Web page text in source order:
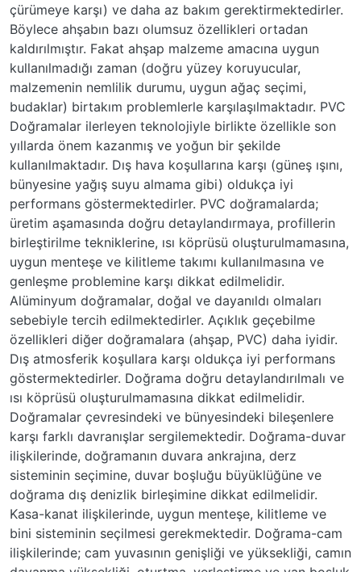
çürümeye karşı) ve daha az bakım gerektirmektedirler.
Böylece ahşabın bazı olumsuz özellikleri ortadan
kaldırılmıştır. Fakat ahşap malzeme amacına uygun
kullanılmadığı zaman (doğru yüzey koruyucular,
malzemenin nemlilik durumu, uygun ağaç seçimi,
budaklar) birtakım problemlerle karşılaşılmaktadır. PVC
Doğramalar ilerleyen teknolojiyle birlikte özellikle son
yıllarda önem kazanmış ve yoğun bir şekilde
kullanılmaktadır. Dış hava koşullarına karşı (güneş ışını,
bünyesine yağış suyu almama gibi) oldukça iyi
performans göstermektedirler. PVC doğramalarda;
üretim aşamasında doğru detaylandırmaya, profillerin
birleştirilme tekniklerine, ısı köprüsü oluşturulmamasına,
uygun menteşe ve kilitleme takımı kullanılmasına ve
genleşme problemine karşı dikkat edilmelidir.
Alüminyum doğramalar, doğal ve dayanıldı olmaları
sebebiyle tercih edilmektedirler. Açıklık geçebilme
özellikleri diğer doğramalara (ahşap, PVC) daha iyidir.
Dış atmosferik koşullara karşı oldukça iyi performans
göstermektedirler. Doğrama doğru detaylandırılmalı ve
ısı köprüsü oluşturulmamasına dikkat edilmelidir.
Doğramalar çevresindeki ve bünyesindeki bileşenlere
karşı farklı davranışlar sergilemektedir. Doğrama-duvar
ilişkilerinde, doğramanın duvara ankrajına, derz
sisteminin seçimine, duvar boşluğu büyüklüğüne ve
doğrama dış denizlik birleşimine dikkat edilmelidir.
Kasa-kanat ilişkilerinde, uygun menteşe, kilitleme ve
bini sisteminin seçilmesi gerekmektedir. Doğrama-cam
ilişkilerinde; cam yuvasının genişliği ve yüksekliği, camın